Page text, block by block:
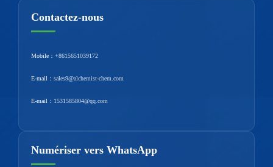
Contactez-nous
Mobile： +8615651039172
E-mail： sales9@alchemist-chem.com
E-mail： 1531585804@qq.com
Numériser vers WhatsApp